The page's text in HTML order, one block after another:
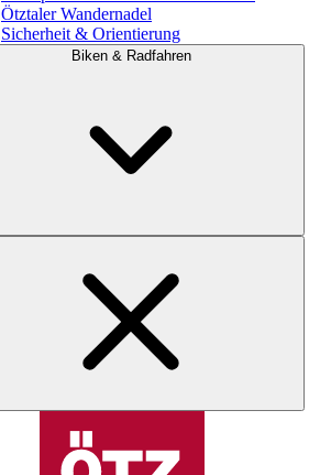
Ötztaler Wandernadel
Sicherheit & Orientierung
Biken & Radfahren